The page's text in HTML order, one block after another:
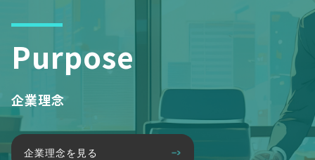
Purpose
企業理念
企業理念を見る